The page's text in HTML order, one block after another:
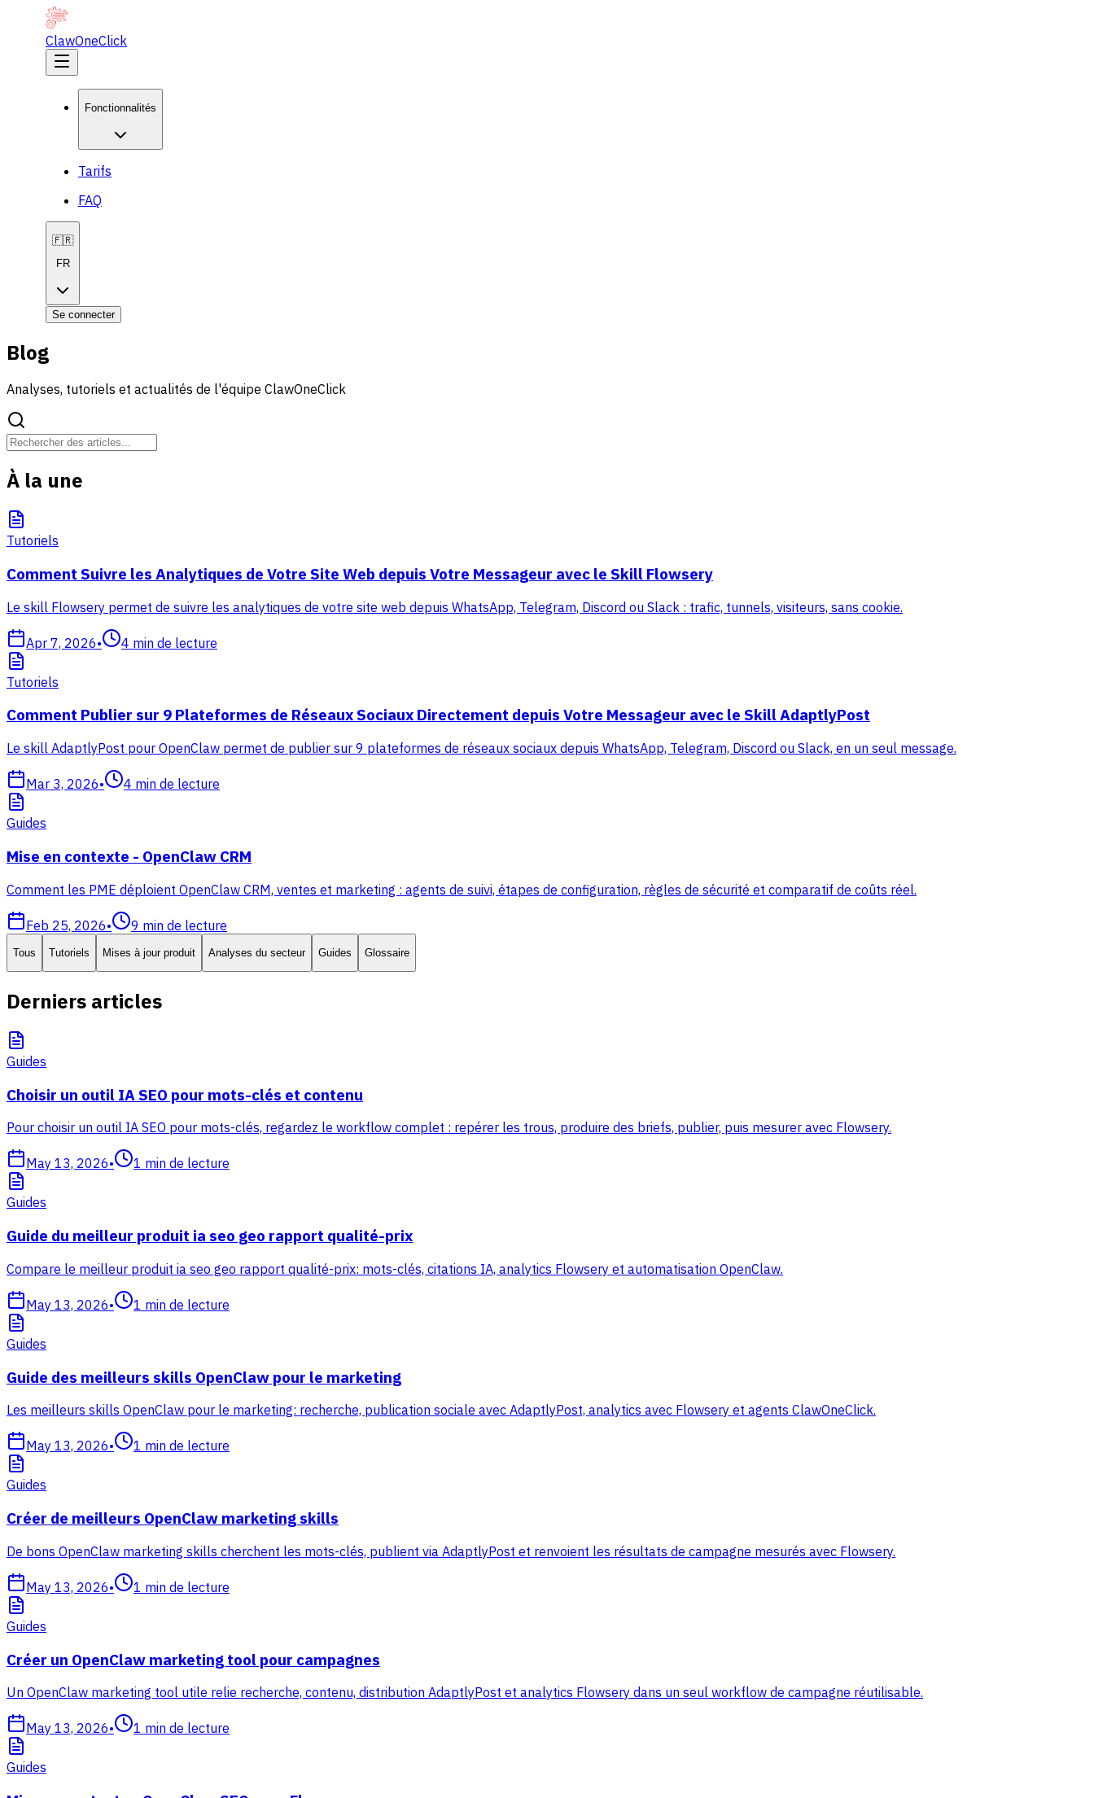
ClawOneClick
Fonctionnalités
Tarifs
FAQ
🇫🇷
FR
Se connecter
Blog
Analyses, tutoriels et actualités de l'équipe ClawOneClick
À la une
Tutoriels
Comment Suivre les Analytiques de Votre Site Web depuis Votre Messageur avec le Skill Flowsery
Le skill Flowsery permet de suivre les analytiques de votre site web depuis WhatsApp, Telegram, Discord ou Slack : trafic, tunnels, visiteurs, sans cookie.
Apr 7, 2026• 4 min de lecture
Tutoriels
Comment Publier sur 9 Plateformes de Réseaux Sociaux Directement depuis Votre Messageur avec le Skill AdaptlyPost
Le skill AdaptlyPost pour OpenClaw permet de publier sur 9 plateformes de réseaux sociaux depuis WhatsApp, Telegram, Discord ou Slack, en un seul message.
Mar 3, 2026• 4 min de lecture
Guides
Mise en contexte - OpenClaw CRM
Comment les PME déploient OpenClaw CRM, ventes et marketing : agents de suivi, étapes de configuration, règles de sécurité et comparatif de coûts réel.
Feb 25, 2026• 9 min de lecture
Tous Tutoriels Mises à jour produit Analyses du secteur Guides Glossaire
Derniers articles
Guides
Choisir un outil IA SEO pour mots-clés et contenu
Pour choisir un outil IA SEO pour mots-clés, regardez le workflow complet : repérer les trous, produire des briefs, publier, puis mesurer avec Flowsery.
May 13, 2026• 1 min de lecture
Guides
Guide du meilleur produit ia seo geo rapport qualité-prix
Compare le meilleur produit ia seo geo rapport qualité-prix: mots-clés, citations IA, analytics Flowsery et automatisation OpenClaw.
May 13, 2026• 1 min de lecture
Guides
Guide des meilleurs skills OpenClaw pour le marketing
Les meilleurs skills OpenClaw pour le marketing: recherche, publication sociale avec AdaptlyPost, analytics avec Flowsery et agents ClawOneClick.
May 13, 2026• 1 min de lecture
Guides
Créer de meilleurs OpenClaw marketing skills
De bons OpenClaw marketing skills cherchent les mots-clés, publient via AdaptlyPost et renvoient les résultats de campagne mesurés avec Flowsery.
May 13, 2026• 1 min de lecture
Guides
Créer un OpenClaw marketing tool pour campagnes
Un OpenClaw marketing tool utile relie recherche, contenu, distribution AdaptlyPost et analytics Flowsery dans un seul workflow de campagne réutilisable.
May 13, 2026• 1 min de lecture
Guides